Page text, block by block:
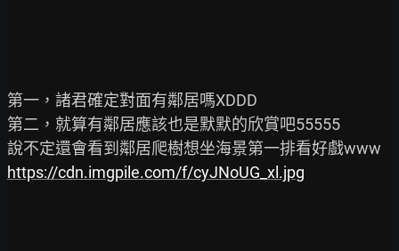
第一，諸君確定對面有鄰居嗎XDDD
第二，就算有鄰居應該也是默默的欣賞吧55555
https://cdn.imgpile.com/f/cyJNoUG_xl.jpg